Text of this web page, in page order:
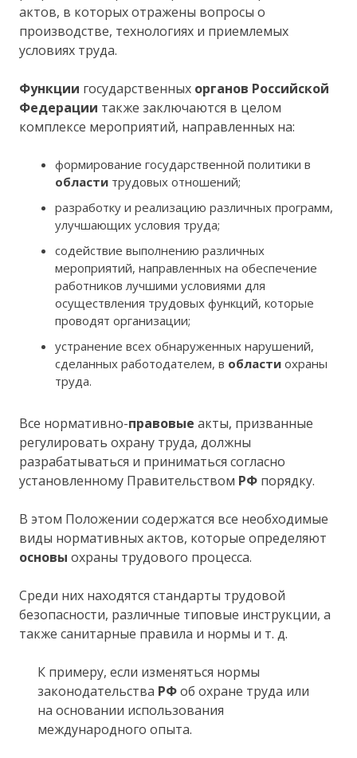
актов, в которых отражены вопросы о
производстве, технологиях и приемлемых
условиях труда.
Функции государственных органов Российской
Федерации также заключаются в целом
комплексе мероприятий, направленных на:
формирование государственной политики в
области трудовых отношений;
разработку и реализацию различных программ,
улучшающих условия труда;
содействие выполнению различных
мероприятий, направленных на обеспечение
работников лучшими условиями для
осуществления трудовых функций, которые
проводят организации;
устранение всех обнаруженных нарушений,
сделанных работодателем, в области охраны
труда.
Все нормативно-правовые акты, призванные
регулировать охрану труда, должны
разрабатываться и приниматься согласно
установленному Правительством РФ порядку.
В этом Положении содержатся все необходимые
виды нормативных актов, которые определяют
основы охраны трудового процесса.
Среди них находятся стандарты трудовой
безопасности, различные типовые инструкции, а
также санитарные правила и нормы и т. д.
К примеру, если изменяться нормы
законодательства РФоб охране труда или
на основании использования
международного опыта.